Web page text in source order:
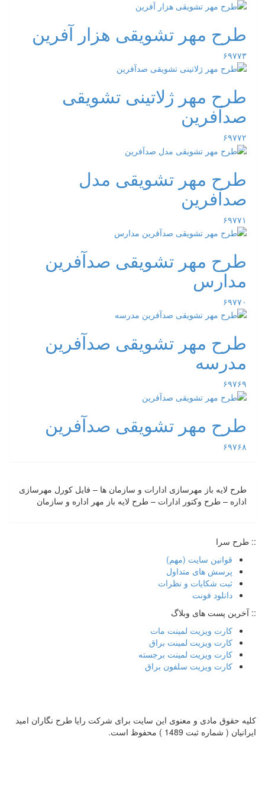
طرح مهر تشویقی هزار آفرین
۶۹۷۷۳
طرح مهر ژلاتینی تشویقی
صدآفرین
۶۹۷۷۲
طرح مهر تشویقی مدل
صدآفرین
۶۹۷۷۱
طرح مهر تشویقی صدآفرین
مدارس
۶۹۷۷۰
طرح مهر تشویقی صدآفرین
مدرسه
۶۹۷۶۹
طرح مهر تشویقی صدآفرین
۶۹۷۶۸
طرح لایه باز مهرسازی ادارات و سازمان ها – فایل کورل مهرسازی
اداره – طرح وکتور ادارات – طرح لایه باز مهر اداره و سازمان
:: طرح سرا
قوانین سایت (مهم)
پرسش های متداول
ثبت شکایات و نظرات
دانلود فونت
:: آخرین پست های وبلاگ
کارت ویزیت لمینت مات
کارت ویزیت لمینت براق
کارت ویزیت لمینت برجسته
کارت ویزیت سلفون براق
کلیه حقوق مادی و معنوی این سایت برای شرکت رایا طرح نگاران امید
ایرانیان ( شماره ثبت 1489 ) محفوظ است.